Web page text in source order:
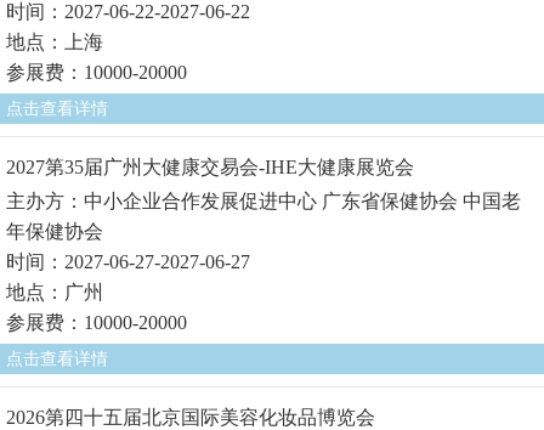
时间：2027-06-22-2027-06-22
地点：上海
参展费：10000-20000
点击查看详情
2027第35届广州大健康交易会-IHE大健康展览会
主办方：中小企业合作发展促进中心 广东省保健协会 中国老
年保健协会
时间：2027-06-27-2027-06-27
地点：广州
参展费：10000-20000
点击查看详情
2026第四十五届北京国际美容化妆品博览会